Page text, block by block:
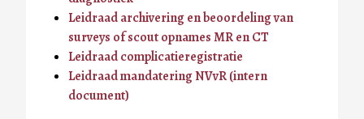
Leidraad archivering en beoordeling van
surveys of scout opnames MR en CT
Leidraad complicatieregistratie
Leidraad mandatering NVvR (intern
document)